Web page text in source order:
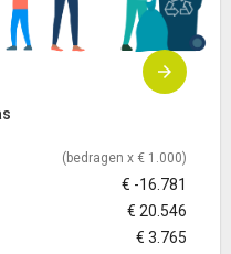
(bedragen x € 1.000)
€ -16.781
€ 20.546
€ 3.765